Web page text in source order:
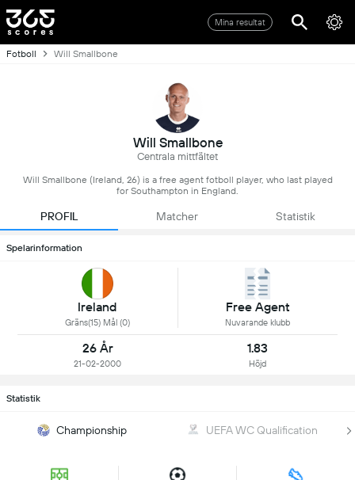
Mina resultat
Fotboll Will Smallbone
Will Smallbone
Centrala mittfältet
Will Smallbone (Ireland, 26) is a free agent fotboll player, who last played
for Southampton in England.
PROFIL Matcher Statistik
Spelarinformation
Ireland
Gräns(15) Mål (0)
Free Agent
Nuvarande klubb
26 År
21-02-2000
1.83
Höjd
Statistik
Championship UEFA WC Qualification